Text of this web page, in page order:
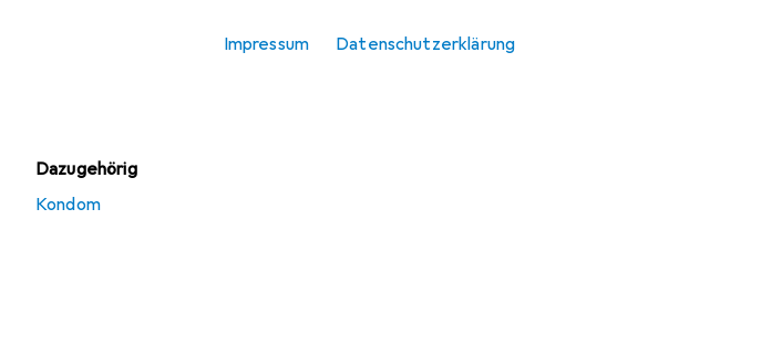
Impressum Datenschutzerklärung
Dazugehörig
Kondom